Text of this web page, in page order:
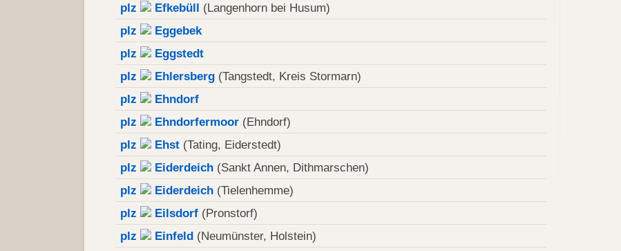
plz
Efkebüll (Langenhorn bei Husum)
plz
Eggebek
plz
Eggstedt
plz
Ehlersberg (Tangstedt, Kreis Stormarn)
plz
Ehndorf
plz
Ehndorfermoor (Ehndorf)
plz
Ehst (Tating, Eiderstedt)
plz
Eiderdeich (Sankt Annen, Dithmarschen)
plz
Eiderdeich (Tielenhemme)
plz
Eilsdorf (Pronstorf)
plz
Einfeld (Neumünster, Holstein)